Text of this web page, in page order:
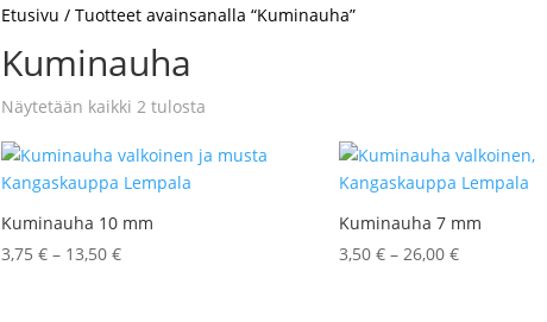
Etusivu / Tuotteet avainsanalla “Kuminauha”
Kuminauha
Näytetään kaikki 2 tulostaSorted
latest
Kuminauha 10 mm
3,75 € – 13,50 €Hintaluokka:
Kuminauha 7 mm
3,50 € – 26,00 €Hintaluokka: